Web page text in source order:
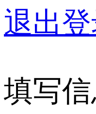
退出
填写